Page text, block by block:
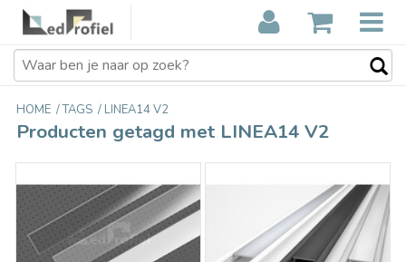
HOME /TAGS / LINEA14 V2
Producten getagd met LINEA14 V2